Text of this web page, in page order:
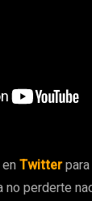
Twitterpara
no perderte